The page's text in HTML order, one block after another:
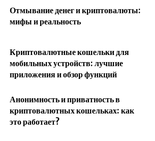
Отмывание денег и криптовалюты:
мифы и реальность
Криптовалютные кошельки для
мобильных устройств: лучшие
приложения и обзор функций
Анонимность и приватность в
криптовалютных кошельках: как
это работает?